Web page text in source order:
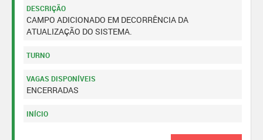
DESCRIÇÃO
CAMPO ADICIONADO EM DECORRÊNCIA DA
ATUALIZAÇÃO DO SISTEMA.
TURNO
VAGAS DISPONÍVEIS
ENCERRADAS
INÍCIO